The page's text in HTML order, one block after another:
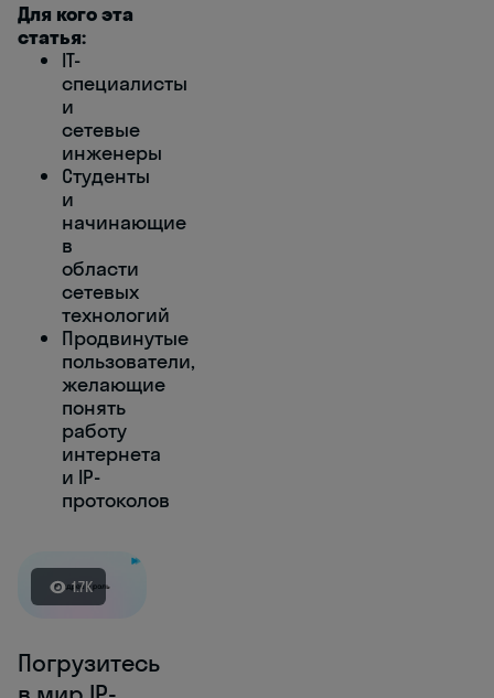
Для кого эта
статья:
IT-
специалисты
и
сетевые
инженеры
Студенты
и
начинающие
в
области
сетевых
технологий
Продвинутые
пользователи,
желающие
понять
работу
интернета
и IP-
протоколов
1.7K
Погрузитесь